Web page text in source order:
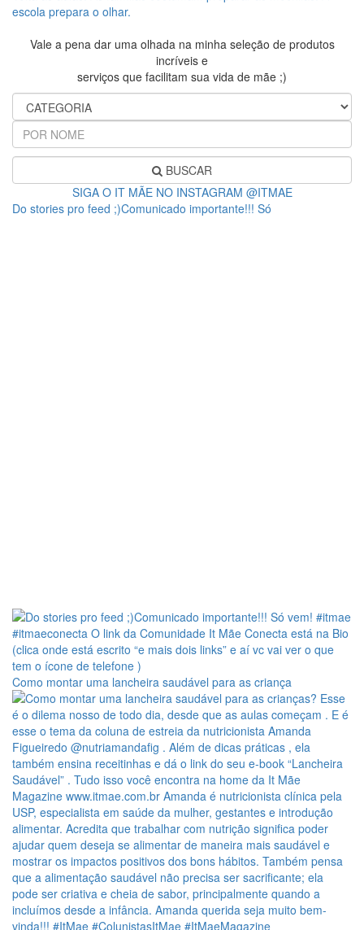
escola prepara o olhar.
Vale a pena dar uma olhada na minha seleção de produtos
incríveis e
serviços que facilitam sua vida de mãe ;)
BUSCAR
SIGA O IT MÃE NO INSTAGRAM @ITMAE
Do stories pro feed ;)Comunicado importante!!! Só
Como montar uma lancheira saudável para as criança